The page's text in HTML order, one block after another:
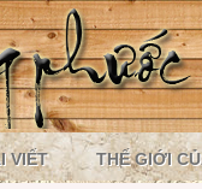
VIẾT THẾ GIỚI